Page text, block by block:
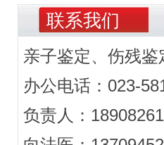
联系我们
亲子鉴定、伤残
办公电话：023-
负责人：